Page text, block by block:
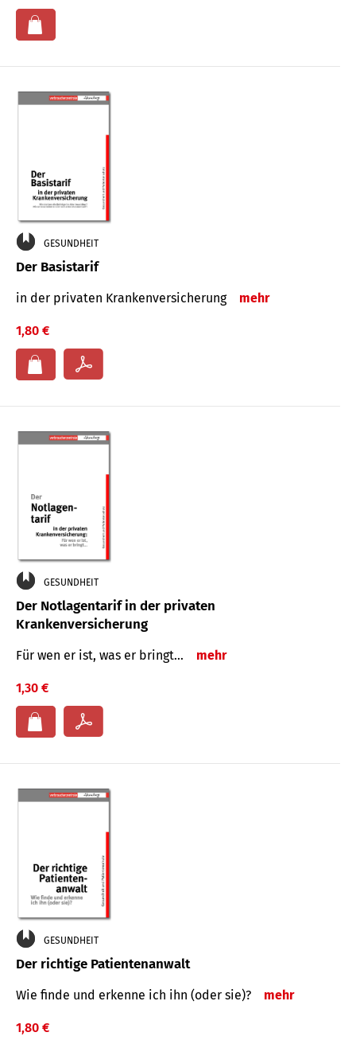
GESUNDHEIT
Der Basistarif
in der privaten Kran­ken­ver­siche­rung mehr
1,80 €
GESUNDHEIT
Der Notlagentarif in der privaten
Krankenversicherung
Für wen er ist, was er bringt… mehr
1,30 €
GESUNDHEIT
Der richtige Patientenanwalt
Wie finde und erkenne ich ihn (oder sie)? mehr
1,80 €